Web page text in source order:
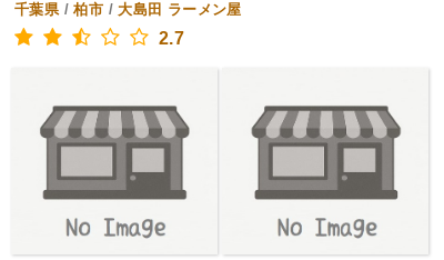
千葉県/柏市 /大島田 ラーメン屋
2.7